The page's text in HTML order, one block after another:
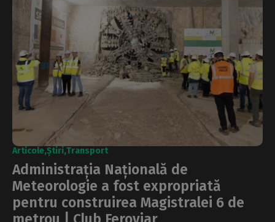
Articole Știri Transport
Administrația Națională de
Meteorologie a fost expropriată
pentru construirea Magistralei 6 de